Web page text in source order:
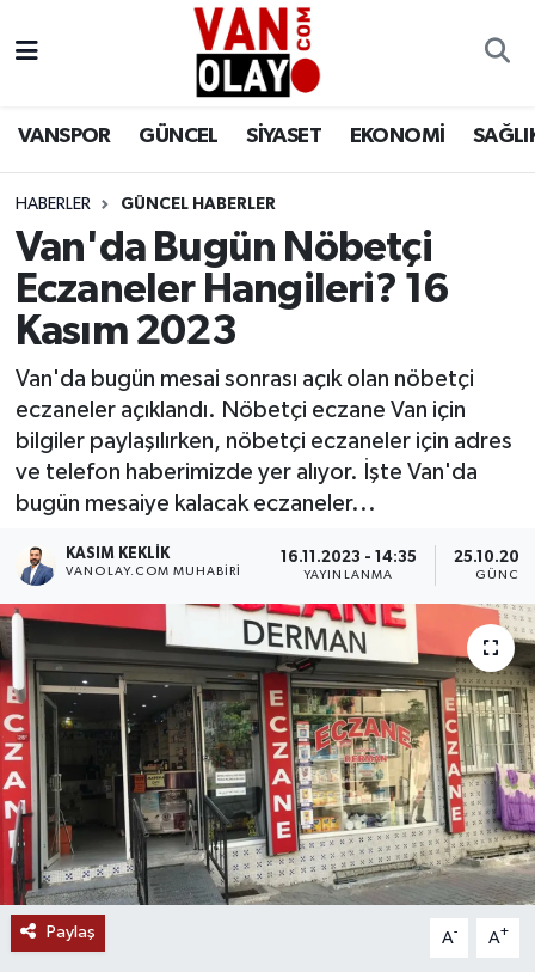
VANSPOR GÜNCEL SİYASET EKONOMİ
HABERLER GÜNCEL HABERLER
Van'da Bugün Nöbetçi
Eczaneler Hangileri? 16
Kasım 2023
Van'da bugün mesai sonrası açık olan nöbetçi
eczaneler açıklandı. Nöbetçi eczane Van için
bilgiler paylaşılırken, nöbetçi eczaneler için adres
ve telefon haberimizde yer alıyor. İşte Van'da
bugün mesaiye kalacak eczaneler...
KASIM KEKLIK
VANOLAY.COM MUHABIRI
16.11.2023 - 14:35
YAYINLANMA
Paylaş A- A+
Siyaset
Ekonomi
Sağlık
Eğitim
Bilim & Teknoloji
Dünya
RESMİ İLANLAR
Van Nöbetçi Eczaneler
Van Namaz Vakitleri
Van Trafik Yoğunluk Haritası
Süper Lig Puan Durumu ve Fikstür
Tüm Manşetler
Son Dakika Haberleri
Haber Arşivi